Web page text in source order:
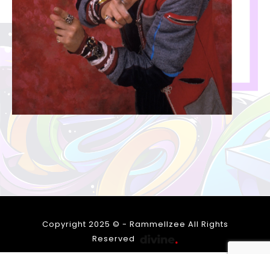
Copyright 2025 © - Rammellzee All Rights
Reserved